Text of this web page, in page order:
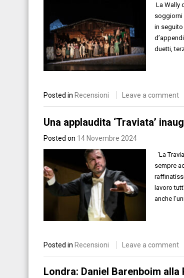
La Wally
soggiorni
in
duetti,
Posted in Recensioni Leave a comment
Una applaudita ‘Traviata’
Posted on 14 Novembre 2024
‘La
sempre
lavoro
anche
Posted in Recensioni Leave a comment
Londra: Daniel Barenboim alla